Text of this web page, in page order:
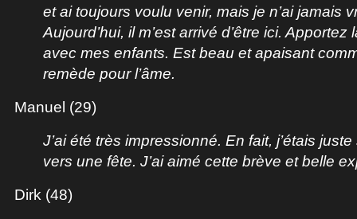
et ai toujours voulu venir, mais je n’ai jamais
Aujourd’hui, il m’est arrivé d’être ici.
avec mes enfants. Est beau et apaisant
remède pour l’âme.
Manuel (29)
J’ai été très impressionné. En fait, j’étais
vers une fête. J’ai aimé cette brève et belle
Dirk (48)